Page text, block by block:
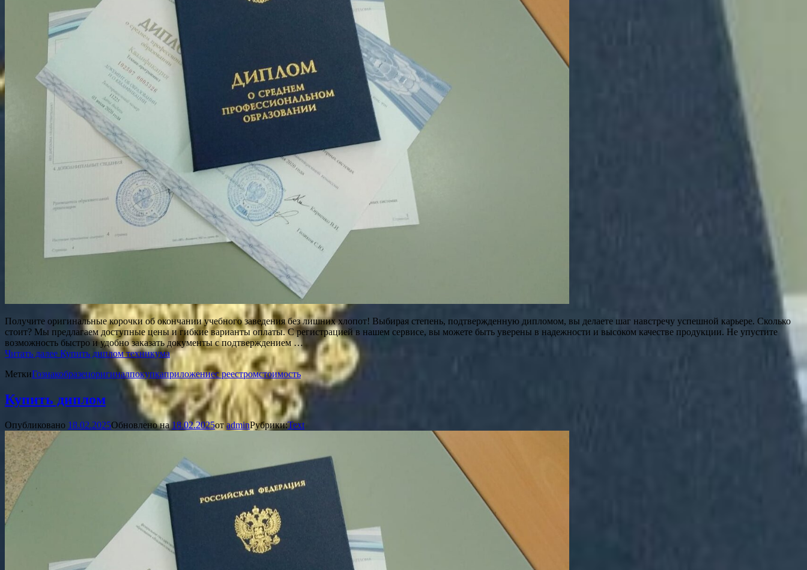
Получите оригинальные корочки об окончании учебного заведения без лишних хлопот! Выбирая степень, подтвержденную дипломом, вы делаете шаг навстречу успешной карьере. Сколько
стоит? Мы предлагаем доступные цены и гибкие варианты оплаты. С регистрацией в нашем сервисе, вы можете быть уверены в надежности и высоком качестве продукции. Не упустите
возможность быстро и удобно заказать документы с подтверждением …
Читать далее Купить диплом техникума
МеткиГознакобразецоригиналпокупкаприложениес реестромстоимость
Купить диплом
Опубликовано 18.02.2025Обновлено на18.02.2025отadminРубрики:Text